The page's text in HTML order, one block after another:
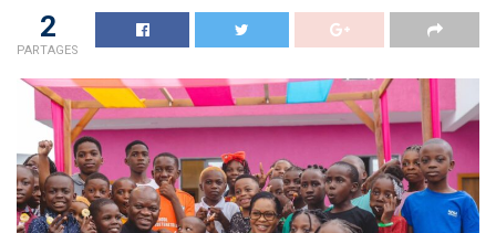
2
PARTAGES